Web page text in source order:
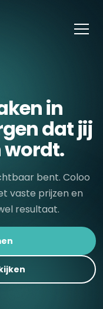
in
dat jij
wordt.
bent. Coloo
vaste prijzen en
resultaat.